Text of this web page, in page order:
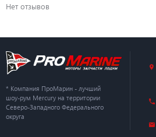
Нет отзывов
* Компания ПроМарин - лучший
шоу-рум Mercury на территории
Северо-Западного Федерального
округа